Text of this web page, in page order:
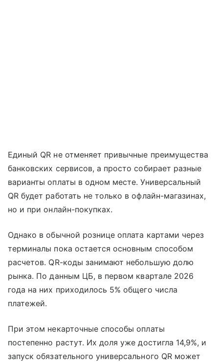
Единый QR не отменяет привычные преимущества
банковских сервисов, а просто собирает разные
варианты оплаты в одном месте. Универсальный
QR будет работать не только в офлайн-магазинах,
но и при онлайн-покупках.
Однако в обычной рознице оплата картами через
терминалы пока остается основным способом
расчетов. QR-коды занимают небольшую долю
рынка. По данным ЦБ, в первом квартале 2026
года на них приходилось 5% общего числа
платежей.
При этом некарточные способы оплаты
постепенно растут. Их доля уже достигла 14,9%, и
запуск обязательного универсального QR может